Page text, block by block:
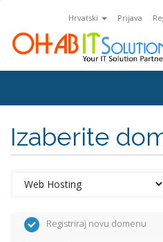
Hrvatski Prijava
Izaberite
Registriraj novu domenu